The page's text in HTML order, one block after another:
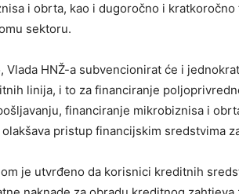
i obrta, kao i dugoročno i
sektoru.
Vlada HNŽ-a subvencionirat će i
linija, i to za financiranje
financiranje mikrobiznisa i
pristup financijskim sredstvima
je utvrđeno da korisnici kreditnih